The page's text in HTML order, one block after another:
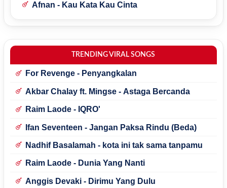
Afnan - Kau Kata Kau Cinta
TRENDING VIRAL SONGS
For Revenge - Penyangkalan
Akbar Chalay ft. Mingse - Astaga Bercanda
Raim Laode - IQRO'
Ifan Seventeen - Jangan Paksa Rindu (Beda)
Nadhif Basalamah - kota ini tak sama tanpamu
Raim Laode - Dunia Yang Nanti
Anggis Devaki - Dirimu Yang Dulu